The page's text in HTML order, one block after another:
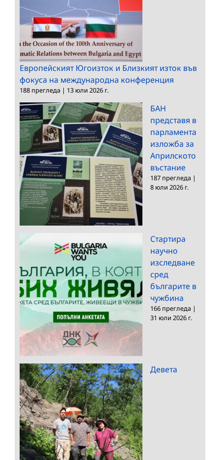
Европейският Югоизток и Близкият изток във
фокуса на международна конференция
188 прегледа | 13 юли 2026 г.
БАН
представя в
парламента
изложба за
Априлското
въстание
187 прегледа |
8 юли 2026 г.
Стартира
научно
изследване
сред
българите в
чужбина
166 прегледа |
31 юли 2026 г.
Девета